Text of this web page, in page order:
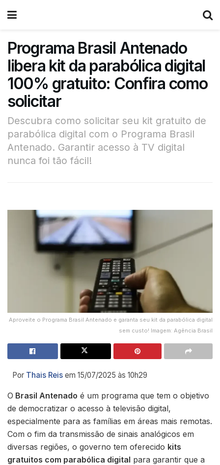
Programa Brasil Antenado
libera kit da parabólica digital
100% gratuito: Confira como
solicitar
Descubra como solicitar seu kit gratuito de
parabólica digital com o Programa Brasil
Antenado. Garantir acesso à TV digital
nunca foi tão fácil!
Aproveite o Programa Brasil Antenado e garanta seu kit da parabólica digital
sem custo! Imagem: Agência Brasil
Por Thais Reis em 15/07/2025 às 10h29
O Brasil Antenado é um programa que tem o objetivo
de democratizar o acesso à televisão digital,
especialmente para as famílias em áreas mais remotas.
Com o fim da transmissão de sinais analógicos em
diversas regiões, o governo tem oferecido kits
gratuitos com parabólica digital para garantir que a